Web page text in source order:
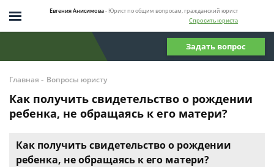
Евгения Анисимова- Юрист по общим вопросам, гражданский юрист
Спросить юриста
Задать вопрос
Главная - Вопросы юристу
Как получить свидетельство о рождении
ребенка, не обращаясь к его матери?
Как получить свидетельство о рождении
ребенка, не обращаясь к его матери?